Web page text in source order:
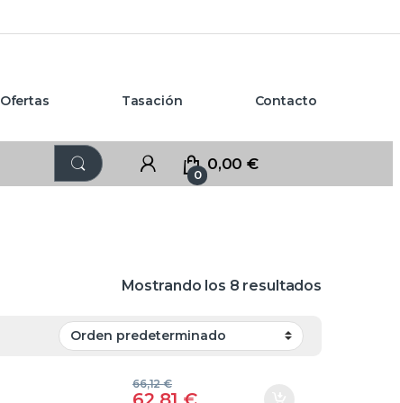
Ofertas Tasación Contacto
0
0,00€
Mostrando los 8 resultados
66,12€